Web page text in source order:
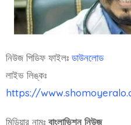
নিউজ পিডিফ ফাইলঃ ডাউনলোড
লাইভ লিঙ্কঃ
https://
মিডিয়ার নামঃ বাংলাভিশন নিউজ